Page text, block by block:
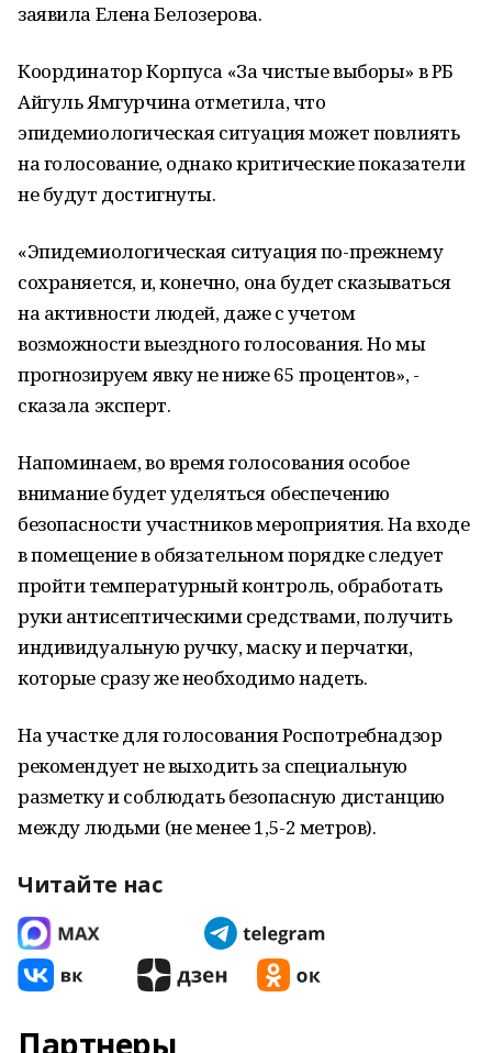
заявила Елена Белозерова.
Координатор Корпуса «За чистые выборы» в РБ
Айгуль Ямгурчина отметила, что
эпидемиологическая ситуация может повлиять
на голосование, однако критические показатели
не будут достигнуты.
«Эпидемиологическая ситуация по-прежнему
сохраняется, и, конечно, она будет сказываться
на активности людей, даже с учетом
возможности выездного голосования. Но мы
прогнозируем явку не ниже 65 процентов», -
сказала эксперт.
Напоминаем, во время голосования особое
внимание будет уделяться обеспечению
безопасности участников мероприятия. На входе
в помещение в обязательном порядке следует
пройти температурный контроль, обработать
руки антисептическими средствами, получить
индивидуальную ручку, маску и перчатки,
которые сразу же необходимо надеть.
На участке для голосования Роспотребнадзор
рекомендует не выходить за специальную
разметку и соблюдать безопасную дистанцию
между людьми (не менее 1,5-2 метров).
Читайте нас
Партнеры